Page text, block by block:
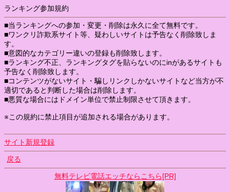
ランキング参加規約
■当ランキングへの参加・変更・削除は永久に全て無料です。
■ワンクリ詐欺系サイト等、疑わしいサイトは予告なく削除致しま
す。
■意図的なカテゴリー違いの登録も削除致します。
■ランキング不正、ランキングタグを貼らないのにinがあるサイトも
予告なく削除致します。
■コンテンツがないサイト・騙しリンクしかないサイトなど当方が不
適切であると判断した場合は削除します。
■悪質な場合にはドメイン単位で禁止制限させて頂きます。
※この規約に禁止項目が追加される場合があります。
サイト新規登録
戻る
無料テレビ電話エッチならこちら[PR]